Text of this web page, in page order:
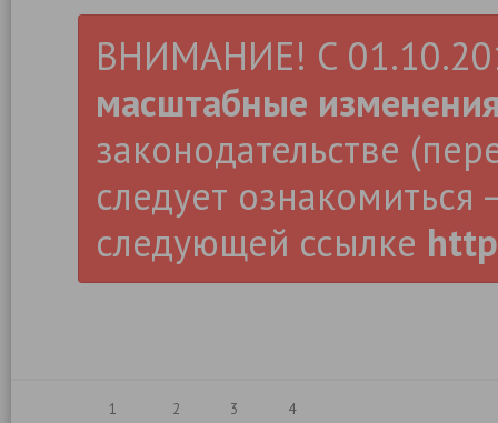
ВНИМАНИЕ! С
масштабные
законодательстве
следует ознакомиться
следующей ссылке
1 2 3 4